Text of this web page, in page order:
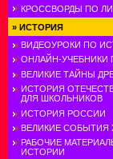
КРОССВОРДЫ ПО
» ИСТОРИЯ
ВИДЕОУРОКИ ПО
ОНЛАЙН-УЧЕБНИКИ
ВЕЛИКИЕ ТАЙНЫ
ИСТОРИЯ
ДЛЯ ШКОЛЬНИКОВ
ИСТОРИЯ РОССИИ
ВЕЛИКИЕ СОБЫТИЯ
РАБОЧИЕ
ИСТОРИИ